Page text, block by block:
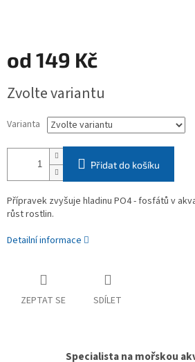
od 149 Kč
cena:
Zvolte variantu
Varianta
Přidat do košíku
Přípravek zvyšuje hladinu PO4 - fosfátů v
růst rostlin.
Detailní informace
ZEPTAT SE SDÍLET
Specialista na mořskou